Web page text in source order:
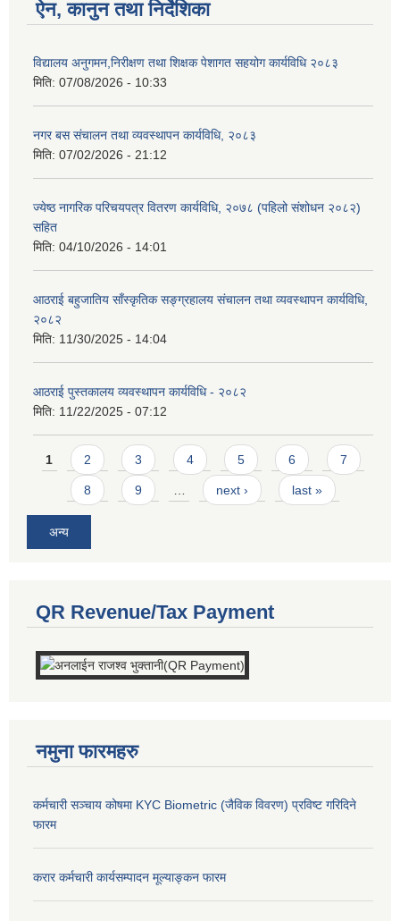
ऐन, कानुन तथा निर्देशिका
विद्यालय अनुगमन,निरीक्षण तथा शिक्षक पेशागत सहयोग कार्यविधि २०८३
मिति: 07/08/2026 - 10:33
नगर बस संचालन तथा व्यवस्थापन कार्यविधि, २०८३
मिति: 07/02/2026 - 21:12
ज्येष्ठ नागरिक परिचयपत्र वितरण कार्यविधि, २०७८ (पहिलो संशोधन २०८२)
सहित
मिति: 04/10/2026 - 14:01
आठराई बहुजातिय साँस्कृतिक सङ्ग्रहालय संचालन तथा व्यवस्थापन कार्यविधि,
२०८२
मिति: 11/30/2025 - 14:04
आठराई पुस्तकालय व्यवस्थापन कार्यविधि - २०८२
मिति: 11/22/2025 - 07:12
Pages
1 2 3 4 5 6 7
8 9 … next › last »
अन्य
QR Revenue/Tax Payment
नमुना फारमहरु
कर्मचारी सञ्चाय कोषमा KYC Biometric (जैविक विवरण) प्रविष्ट गरिदिने
फारम
करार कर्मचारी कार्यसम्पादन मूल्याङ्कन फारम